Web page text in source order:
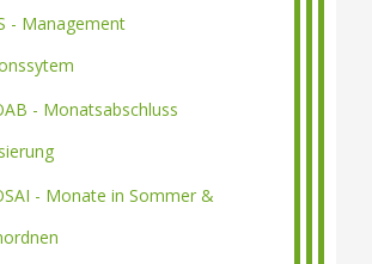
- Management
- Monatsabschluss
- Monate in Sommer &